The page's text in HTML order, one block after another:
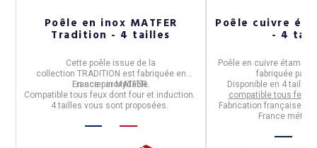
Poêle en inox MATFER
Tradition - 4 tailles
Cette poêle issue de la
collection TRADITION est fabriquée en
France par MATFER.
Enacier inoxydable.
Compatible tous feux dont four et induction.
4 tailles vous sont proposées.
Poêle cuivre
- 4
Poêle en cuivre étamé
fabriquée par
Disponible en 4 tailles
compatible tous feux
Fabrication française -
France